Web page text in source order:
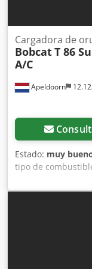
Apeldoorn
Cargadora de
BobcatT 86
A/C
Estado: muy
tipo de
mm, Año de